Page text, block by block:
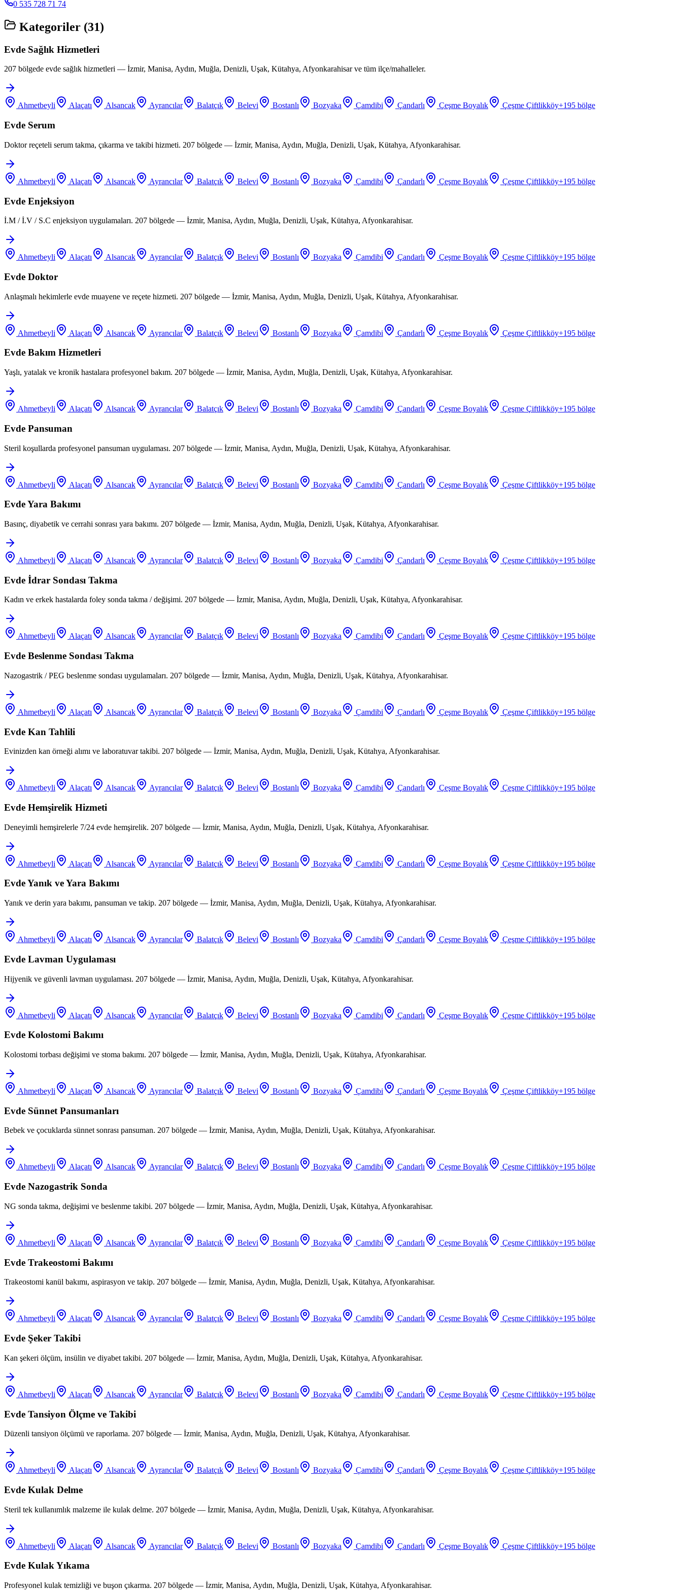
0 535 728 71 74
Kategoriler (31)
Evde Sağlık Hizmetleri
207 bölgede evde sağlık hizmetleri — İzmir, Manisa, Aydın, Muğla, Denizli, Uşak, Kütahya, Afyonkarahisar ve tüm ilçe/mahalleler.
Ahmetbeyli Alaçatı Alsancak Ayrancılar Balatçık Belevi Bostanlı Bozyaka Çamdibi Çandarlı Çeşme Boyalık Çeşme Çiftlikköy+195 bölge
Evde Serum
Doktor reçeteli serum takma, çıkarma ve takibi hizmeti. 207 bölgede — İzmir, Manisa, Aydın, Muğla, Denizli, Uşak, Kütahya, Afyonkarahisar.
Ahmetbeyli Alaçatı Alsancak Ayrancılar Balatçık Belevi Bostanlı Bozyaka Çamdibi Çandarlı Çeşme Boyalık Çeşme Çiftlikköy+195 bölge
Evde Enjeksiyon
İ.M / İ.V / S.C enjeksiyon uygulamaları. 207 bölgede — İzmir, Manisa, Aydın, Muğla, Denizli, Uşak, Kütahya, Afyonkarahisar.
Ahmetbeyli Alaçatı Alsancak Ayrancılar Balatçık Belevi Bostanlı Bozyaka Çamdibi Çandarlı Çeşme Boyalık Çeşme Çiftlikköy+195 bölge
Evde Doktor
Anlaşmalı hekimlerle evde muayene ve reçete hizmeti. 207 bölgede — İzmir, Manisa, Aydın, Muğla, Denizli, Uşak, Kütahya, Afyonkarahisar.
Ahmetbeyli Alaçatı Alsancak Ayrancılar Balatçık Belevi Bostanlı Bozyaka Çamdibi Çandarlı Çeşme Boyalık Çeşme Çiftlikköy+195 bölge
Evde Bakım Hizmetleri
Yaşlı, yatalak ve kronik hastalara profesyonel bakım. 207 bölgede — İzmir, Manisa, Aydın, Muğla, Denizli, Uşak, Kütahya, Afyonkarahisar.
Ahmetbeyli Alaçatı Alsancak Ayrancılar Balatçık Belevi Bostanlı Bozyaka Çamdibi Çandarlı Çeşme Boyalık Çeşme Çiftlikköy+195 bölge
Evde Pansuman
Steril koşullarda profesyonel pansuman uygulaması. 207 bölgede — İzmir, Manisa, Aydın, Muğla, Denizli, Uşak, Kütahya, Afyonkarahisar.
Ahmetbeyli Alaçatı Alsancak Ayrancılar Balatçık Belevi Bostanlı Bozyaka Çamdibi Çandarlı Çeşme Boyalık Çeşme Çiftlikköy+195 bölge
Evde Yara Bakımı
Basınç, diyabetik ve cerrahi sonrası yara bakımı. 207 bölgede — İzmir, Manisa, Aydın, Muğla, Denizli, Uşak, Kütahya, Afyonkarahisar.
Ahmetbeyli Alaçatı Alsancak Ayrancılar Balatçık Belevi Bostanlı Bozyaka Çamdibi Çandarlı Çeşme Boyalık Çeşme Çiftlikköy+195 bölge
Evde İdrar Sondası Takma
Kadın ve erkek hastalarda foley sonda takma / değişimi. 207 bölgede — İzmir, Manisa, Aydın, Muğla, Denizli, Uşak, Kütahya, Afyonkarahisar.
Ahmetbeyli Alaçatı Alsancak Ayrancılar Balatçık Belevi Bostanlı Bozyaka Çamdibi Çandarlı Çeşme Boyalık Çeşme Çiftlikköy+195 bölge
Evde Beslenme Sondası Takma
Nazogastrik / PEG beslenme sondası uygulamaları. 207 bölgede — İzmir, Manisa, Aydın, Muğla, Denizli, Uşak, Kütahya, Afyonkarahisar.
Ahmetbeyli Alaçatı Alsancak Ayrancılar Balatçık Belevi Bostanlı Bozyaka Çamdibi Çandarlı Çeşme Boyalık Çeşme Çiftlikköy+195 bölge
Evde Kan Tahlili
Evinizden kan örneği alımı ve laboratuvar takibi. 207 bölgede — İzmir, Manisa, Aydın, Muğla, Denizli, Uşak, Kütahya, Afyonkarahisar.
Ahmetbeyli Alaçatı Alsancak Ayrancılar Balatçık Belevi Bostanlı Bozyaka Çamdibi Çandarlı Çeşme Boyalık Çeşme Çiftlikköy+195 bölge
Evde Hemşirelik Hizmeti
Deneyimli hemşirelerle 7/24 evde hemşirelik. 207 bölgede — İzmir, Manisa, Aydın, Muğla, Denizli, Uşak, Kütahya, Afyonkarahisar.
Ahmetbeyli Alaçatı Alsancak Ayrancılar Balatçık Belevi Bostanlı Bozyaka Çamdibi Çandarlı Çeşme Boyalık Çeşme Çiftlikköy+195 bölge
Evde Yanık ve Yara Bakımı
Yanık ve derin yara bakımı, pansuman ve takip. 207 bölgede — İzmir, Manisa, Aydın, Muğla, Denizli, Uşak, Kütahya, Afyonkarahisar.
Ahmetbeyli Alaçatı Alsancak Ayrancılar Balatçık Belevi Bostanlı Bozyaka Çamdibi Çandarlı Çeşme Boyalık Çeşme Çiftlikköy+195 bölge
Evde Lavman Uygulaması
Hijyenik ve güvenli lavman uygulaması. 207 bölgede — İzmir, Manisa, Aydın, Muğla, Denizli, Uşak, Kütahya, Afyonkarahisar.
Ahmetbeyli Alaçatı Alsancak Ayrancılar Balatçık Belevi Bostanlı Bozyaka Çamdibi Çandarlı Çeşme Boyalık Çeşme Çiftlikköy+195 bölge
Evde Kolostomi Bakımı
Kolostomi torbası değişimi ve stoma bakımı. 207 bölgede — İzmir, Manisa, Aydın, Muğla, Denizli, Uşak, Kütahya, Afyonkarahisar.
Ahmetbeyli Alaçatı Alsancak Ayrancılar Balatçık Belevi Bostanlı Bozyaka Çamdibi Çandarlı Çeşme Boyalık Çeşme Çiftlikköy+195 bölge
Evde Sünnet Pansumanları
Bebek ve çocuklarda sünnet sonrası pansuman. 207 bölgede — İzmir, Manisa, Aydın, Muğla, Denizli, Uşak, Kütahya, Afyonkarahisar.
Ahmetbeyli Alaçatı Alsancak Ayrancılar Balatçık Belevi Bostanlı Bozyaka Çamdibi Çandarlı Çeşme Boyalık Çeşme Çiftlikköy+195 bölge
Evde Nazogastrik Sonda
NG sonda takma, değişimi ve beslenme takibi. 207 bölgede — İzmir, Manisa, Aydın, Muğla, Denizli, Uşak, Kütahya, Afyonkarahisar.
Ahmetbeyli Alaçatı Alsancak Ayrancılar Balatçık Belevi Bostanlı Bozyaka Çamdibi Çandarlı Çeşme Boyalık Çeşme Çiftlikköy+195 bölge
Evde Trakeostomi Bakımı
Trakeostomi kanül bakımı, aspirasyon ve takip. 207 bölgede — İzmir, Manisa, Aydın, Muğla, Denizli, Uşak, Kütahya, Afyonkarahisar.
Ahmetbeyli Alaçatı Alsancak Ayrancılar Balatçık Belevi Bostanlı Bozyaka Çamdibi Çandarlı Çeşme Boyalık Çeşme Çiftlikköy+195 bölge
Evde Şeker Takibi
Kan şekeri ölçüm, insülin ve diyabet takibi. 207 bölgede — İzmir, Manisa, Aydın, Muğla, Denizli, Uşak, Kütahya, Afyonkarahisar.
Ahmetbeyli Alaçatı Alsancak Ayrancılar Balatçık Belevi Bostanlı Bozyaka Çamdibi Çandarlı Çeşme Boyalık Çeşme Çiftlikköy+195 bölge
Evde Tansiyon Ölçme ve Takibi
Düzenli tansiyon ölçümü ve raporlama. 207 bölgede — İzmir, Manisa, Aydın, Muğla, Denizli, Uşak, Kütahya, Afyonkarahisar.
Ahmetbeyli Alaçatı Alsancak Ayrancılar Balatçık Belevi Bostanlı Bozyaka Çamdibi Çandarlı Çeşme Boyalık Çeşme Çiftlikköy+195 bölge
Evde Kulak Delme
Steril tek kullanımlık malzeme ile kulak delme. 207 bölgede — İzmir, Manisa, Aydın, Muğla, Denizli, Uşak, Kütahya, Afyonkarahisar.
Ahmetbeyli Alaçatı Alsancak Ayrancılar Balatçık Belevi Bostanlı Bozyaka Çamdibi Çandarlı Çeşme Boyalık Çeşme Çiftlikköy+195 bölge
Evde Kulak Yıkama
Profesyonel kulak temizliği ve buşon çıkarma. 207 bölgede — İzmir, Manisa, Aydın, Muğla, Denizli, Uşak, Kütahya, Afyonkarahisar.